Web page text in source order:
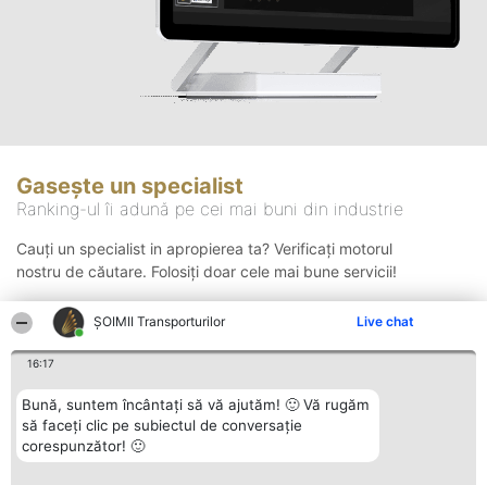
ȘOIMII Transporturilor Live chat
16:17
Bună, suntem încântați să vă ajutăm! 🙂 Vă rugăm
să faceți clic pe subiectul de conversație
corespunzător! 🙂
Gasește un specialist
Ranking-ul îi adună pe cei mai buni din industrie
Cauți un specialist in apropierea ta? Verificați motorul
nostru de căutare. Folosiți doar cele mai bune servicii!